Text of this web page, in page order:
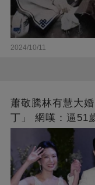
2024/10/11
蕭敬騰林有慧大
丁」 網嘆：逼51